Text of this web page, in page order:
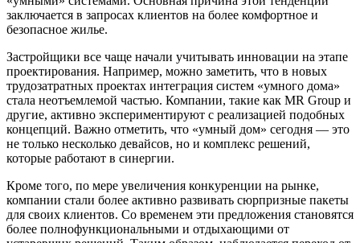
заключается в запросах клиентов на более комфортное и
безопасное жилье.
Застройщики все чаще начали учитывать инновации на этапе
проектирования. Например, можно заметить, что в новых
трудозатратных проектах интеграция систем «умного дома»
стала неотъемлемой частью. Компании, такие как MR Group и
другие, активно экспериментируют с реализацией подобных
концепций. Важно отметить, что «умный дом» сегодня — это
не только несколько девайсов, но и комплекс решений,
которые работают в синергии.
Кроме того, по мере увеличения конкуренции на рынке,
компании стали более активно развивать сюрпризные пакеты
для своих клиентов. Со временем эти предложения становятся
более полнофункциональными и отдыхающими от